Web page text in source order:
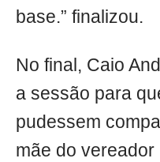
base.” finalizou.
No final, Caio
a sessão para
pudessem
mãe do